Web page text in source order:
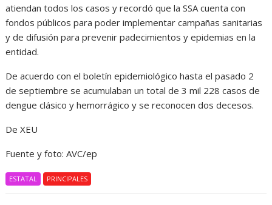
atiendan todos los casos y recordó que la SSA cuenta con
fondos públicos para poder implementar campañas sanitarias
y de difusión para prevenir padecimientos y epidemias en la
entidad.
De acuerdo con el boletín epidemiológico hasta el pasado 2
de septiembre se acumulaban un total de 3 mil 228 casos de
dengue clásico y hemorrágico y se reconocen dos decesos.
De XEU
Fuente y foto: AVC/ep
ESTATAL PRINCIPALES